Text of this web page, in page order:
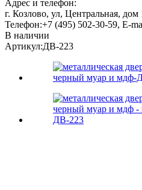
Адрес и телефон:
г. Козлово, ул, Центральная, дом
Телефон:+7 (495) 502-30-59, E-
В наличии
Артикул:ДВ-223